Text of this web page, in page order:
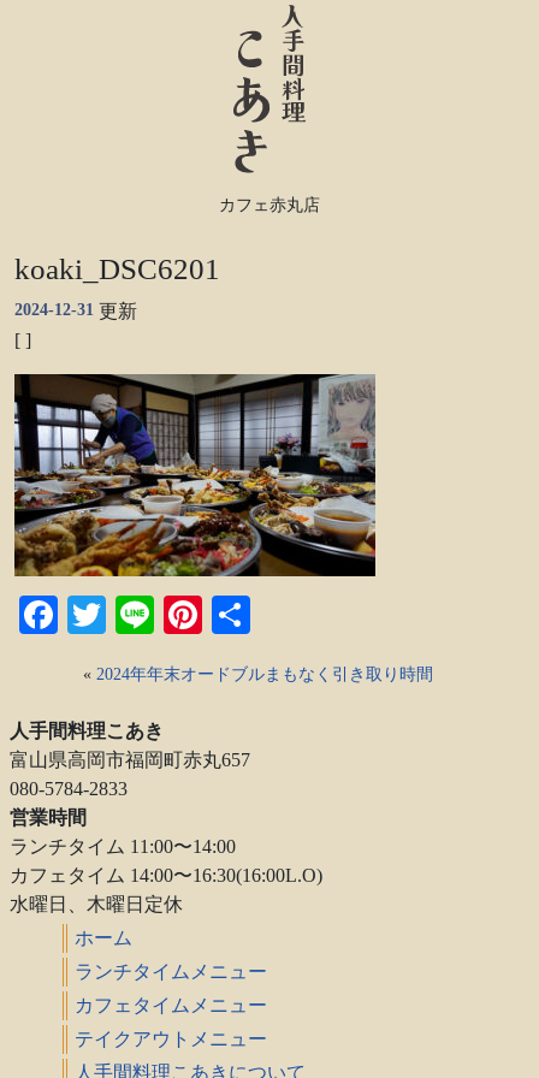
カフェ赤丸店
koaki_DSC6201
2024-12-31 更新
[ ]
Facebook
TwitterLinePinterest
« 2024年年末オードブルまもなく引き取り時間
人手間料理こあき
富山県高岡市福岡町赤丸657
080-5784-2833
営業時間
ランチタイム 11:00〜14:00
カフェタイム 14:00〜16:30(16:00L.O)
水曜日、木曜日定休
ホーム
ランチタイムメニュー
カフェタイムメニュー
テイクアウトメニュー
人手間料理こあきについて